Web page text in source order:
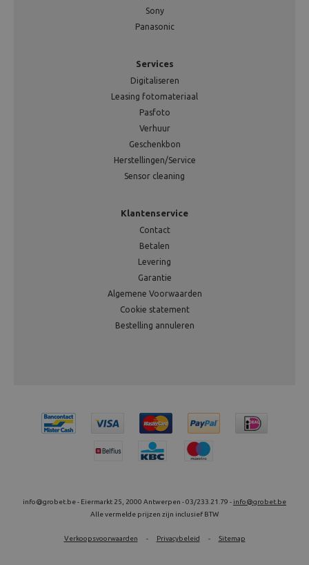
Sony
Panasonic
Services
Digitaliseren
Leasing fotomateriaal
Pasfoto
Verhuur
Geschenkbon
Herstellingen/Service
Sensor cleaning
Klantenservice
Contact
Betalen
Levering
Garantie
Algemene Voorwaarden
Cookie statement
Bestelling annuleren
info@grobet.be - Eiermarkt 25, 2000 Antwerpen - 03/233.21.79 - info@grobet.be
Alle vermelde prijzen zijn inclusief BTW
Verkoopsvoorwaarden - Privacybeleid - Sitemap